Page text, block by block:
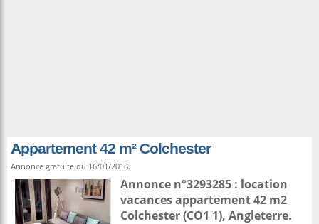
Appartement 42 m² Colchester
Annonce gratuite du 16/01/2018.
Annonce n°3293285 : location
vacances appartement 42 m2
Colchester(CO1 1), Angleterre.